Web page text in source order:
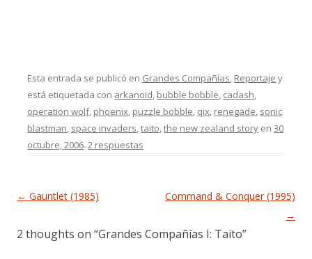
Esta entrada se publicó en Grandes Compañías, Reportaje y
está etiquetada con arkanoid, bubble bobble, cadash,
operation wolf, phoenix, puzzle bobble, qix, renegade, sonic
blastman, space invaders,taito,the new zealand story en30
octubre, 2006.2 respuestas
Navegación de entradas
← Gauntlet (1985)
Command & Conquer (1995)
→
2 thoughts on “Grandes Compañías I: Taito”